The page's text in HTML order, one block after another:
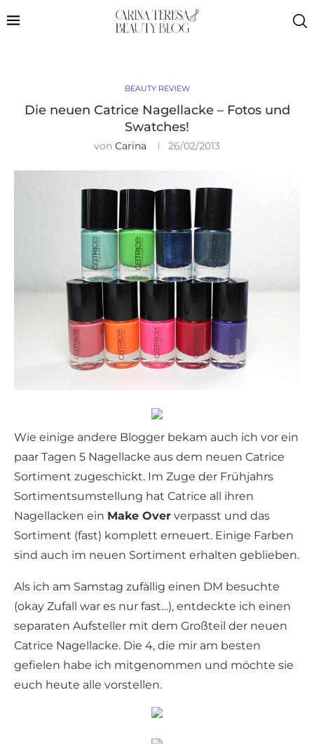
BEAUTY REVIEW
Die neuen Catrice Nagellacke – Fotos und
Swatches!
von Carina 26/02/2013
Wie einige andere Blogger bekam auch ich vor ein
paar Tagen 5 Nagellacke aus dem neuen Catrice
Sortiment zugeschickt. Im Zuge der Frühjahrs
Sortimentsumstellung hat Catrice all ihren
Nagellacken ein Make Over verpasst und das
Sortiment (fast) komplett erneuert. Einige Farben
sind auch im neuen Sortiment erhalten geblieben.
Als ich am Samstag zufällig einen DM besuchte
(okay Zufall war es nur fast…), entdeckte ich einen
separaten Aufsteller mit dem Großteil der neuen
Catrice Nagellacke. Die 4, die mir am besten
gefielen habe ich mitgenommen und möchte sie
euch heute alle vorstellen.